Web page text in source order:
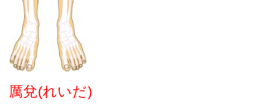
厲兌(れいだ)